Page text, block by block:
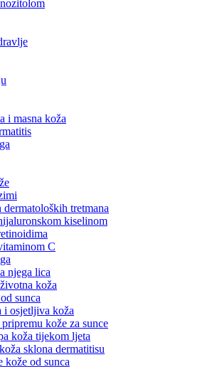
i masna koža
tretmana
kiselinom
C
njega lica
koža
sunca
i osjetljiva koža
kože za sunce
koža tijekom ljeta
sklona dermatitisu
kože od sunca